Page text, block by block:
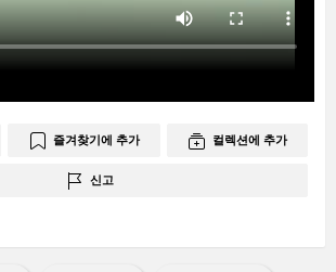
즐겨찾기에 추가 컬렉션에 추가
신고